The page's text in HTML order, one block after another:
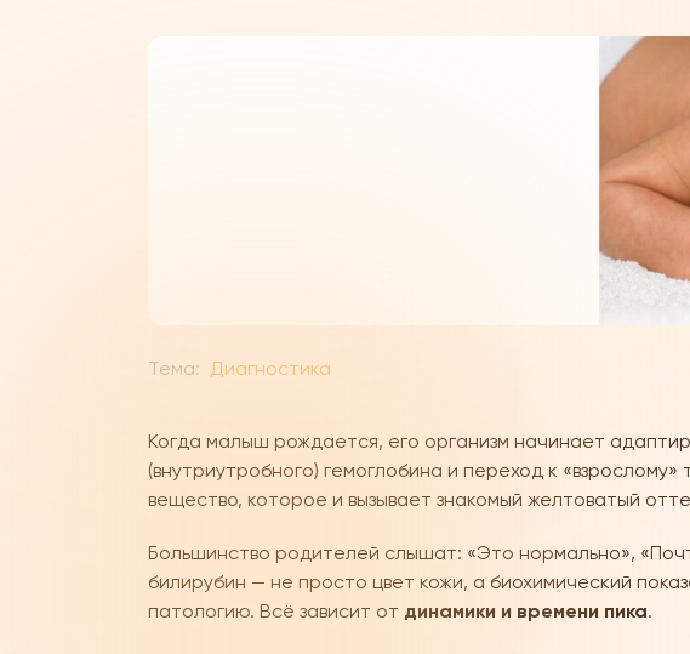
Тема: Диагностика
Когда малыш рождается, его организм начинает
(внутриутробного) гемоглобина и переход к
вещество, которое и вызывает знакомый желтоватый
Большинство родителей слышат: «Это нормально»,
билирубин — не просто цвет кожи, а биохимический
патологию. Всё зависит от динамики и времени пика.